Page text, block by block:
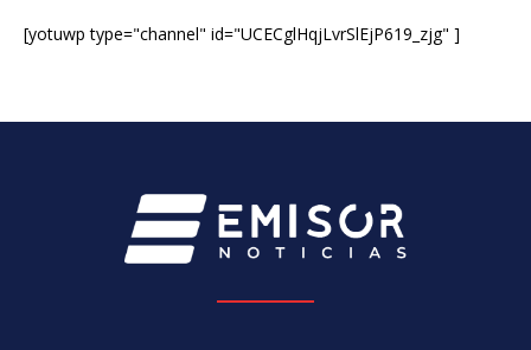
[yotuwp type="channel" id="UCECglHqjLvrSlEjP619_zjg" ]